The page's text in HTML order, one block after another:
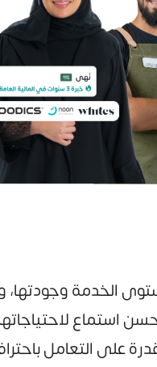
الخدمة وجودتها،
استماع
التعامل